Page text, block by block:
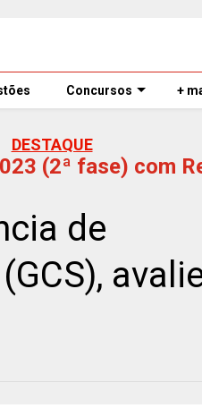
Concursos +
DESTAQUE
(2ª fase) com
de